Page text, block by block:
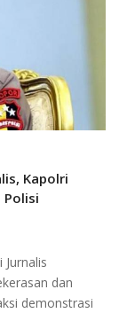
Kapolri
Polisi
Jurnalis
dan
demonstrasi